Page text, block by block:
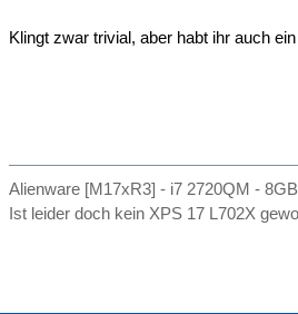
Klingt zwar trivial, aber habt ihr auch
Alienware [M17xR3] - i7 2720QM -
Ist leider doch kein XPS 17 L702X